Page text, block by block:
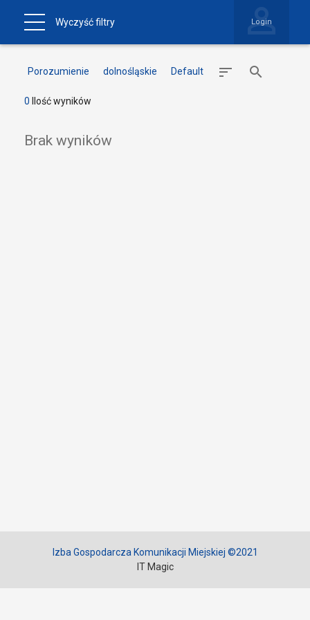
Wyczyść filtry Login
Porozumienie dolnośląskie Default
0 Ilość wyników
Brak wyników
Izba Gospodarcza Komunikacji Miejskiej ©2021
IT Magic